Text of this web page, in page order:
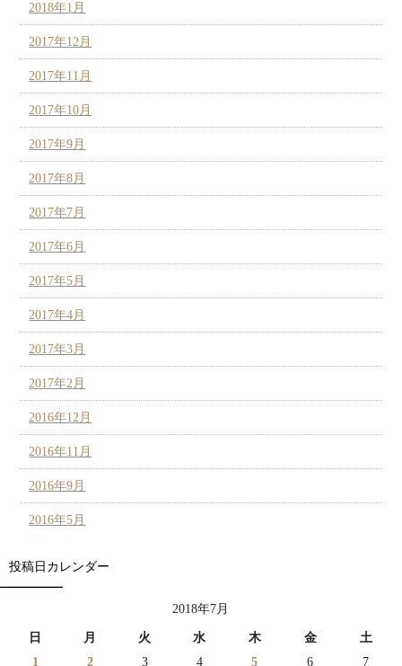
2018年1月
2017年12月
2017年11月
2017年10月
2017年9月
2017年8月
2017年7月
2017年6月
2017年5月
2017年4月
2017年3月
2017年2月
2016年12月
2016年11月
2016年9月
2016年5月
投稿日カレンダー
2018年7月
日 月 火 水 木 金
土
1
2 3 4 5 6 7